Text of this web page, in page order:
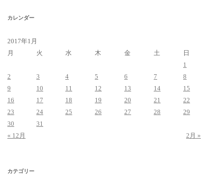
カレンダー
2017年1月
月
火 水 木 金 土
日
1
2
3 4 5 6 7
8
9
10 11 12 13 14
15
16
17 18 19 20 21
22
23
24 25 26 27 28
29
30
31
« 12月
2月 »
カテゴリー